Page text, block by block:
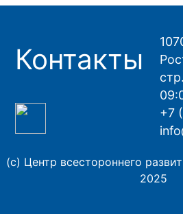
Контакты
+7
(с) Центр всестороннего
2025